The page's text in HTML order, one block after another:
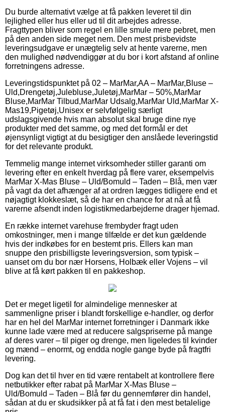
Du burde alternativt vælge at få pakken leveret til din
lejlighed eller hus eller ud til dit arbejdes adresse.
Fragttypen bliver som regel en lille smule mere pebret, men
på den anden side meget nem. Den mest prisbevidste
leveringsudgave er unægtelig selv at hente varerne, men
den mulighed nødvendiggør at du bor i kort afstand af online
forretningens adresse.
Leveringstidspunktet på 02 – MarMar,AA – MarMar,Bluse –
Uld,Drengetøj,Julebluse,Juletøj,MarMar – 50%,MarMar
Bluse,MarMar Tilbud,MarMar Udsalg,MarMar Uld,MarMar X-
Mas19,Pigetøj,Unisex er selvfølgelig særligt
udslagsgivende hvis man absolut skal bruge dine nye
produkter med det samme, og med det formål er det
øjensynligt vigtigt at du besigtiger den anslåede leveringstid
for det relevante produkt.
Temmelig mange internet virksomheder stiller garanti om
levering efter en enkelt hverdag på flere varer, eksempelvis
MarMar X-Mas Bluse – Uld/Bomuld – Taden – Blå, men vær
på vagt da det afhænger af at ordren lægges tidligere end et
nøjagtigt klokkeslæt, så de har en chance for at nå at få
varerne afsendt inden logistikmedarbejderne drager hjemad.
En række internet varehuse frembyder fragt uden
omkostninger, men i mange tilfælde er det kun gældende
hvis der indkøbes for en bestemt pris. Ellers kan man
snuppe den prisbilligste leveringsversion, som typisk –
uanset om du bor nær Horsens, Holbæk eller Vojens – vil
blive at få kørt pakken til en pakkeshop.
Det er meget ligetil for almindelige mennesker at
sammenligne priser i blandt forskellige e-handler, og derfor
har en hel del MarMar internet forretninger i Danmark ikke
kunne lade være med at reducere salgspriserne på mange
af deres varer – til piger og drenge, men ligeledes til kvinder
og mænd – enormt, og endda nogle gange byde på fragtfri
levering.
Dog kan det til hver en tid være rentabelt at kontrollere flere
netbutikker efter rabat på MarMar X-Mas Bluse –
Uld/Bomuld – Taden – Blå før du gennemfører din handel,
sådan at du er skudsikker på at få fat i den mest betalelige